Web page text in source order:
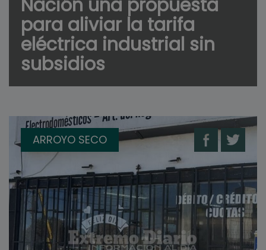
Nación una propuesta
para aliviar la tarifa
eléctrica industrial sin
subsidios
ARROYO SECO